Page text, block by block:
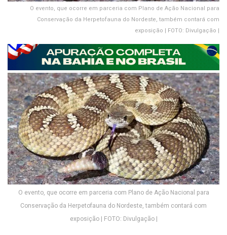
O evento, que ocorre em parceria com Plano de Ação Nacional para
Conservação da Herpetofauna do Nordeste, também contará com
exposição | FOTO: Divulgação |
O evento, que ocorre em parceria com Plano de Ação Nacional para
Conservação da Herpetofauna do Nordeste, também contará com
exposição | FOTO: Divulgação |